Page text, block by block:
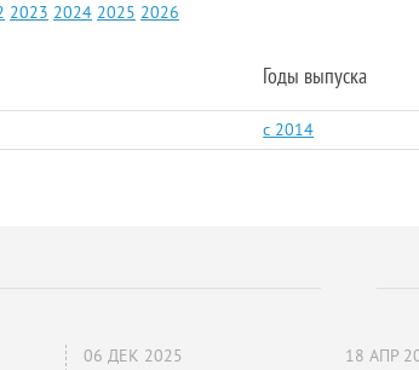
2023 2024 2025 2026
Годы выпуска
c 2014
06 ДЕК 2025 18 АПР